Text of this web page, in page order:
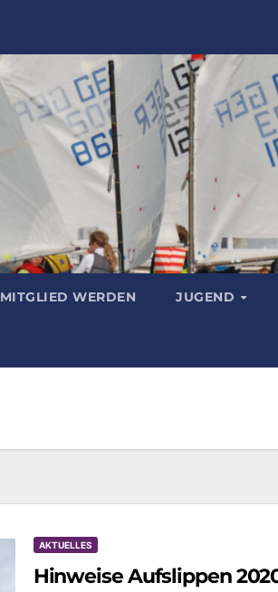
MITGLIED WERDEN JUGEND
AKTUELLES
Hinweise Aufslippen